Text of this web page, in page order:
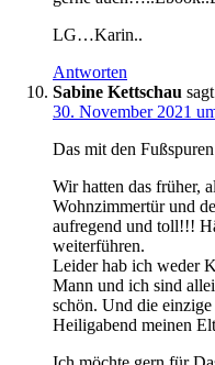
LG…Karin..
Antworten
Sabine Kettschau
30. November 2021
Das mit den
Wir hatten das früher,
Wohnzimmertür und
aufregend und toll!!!
weiterführen.
Leider hab ich weder
Mann und ich sind
schön. Und die
Heiligabend meinen